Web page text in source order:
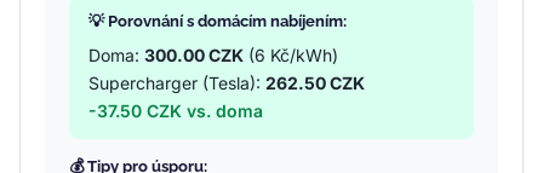
💡 Porovnání s domácím nabíjením:
Doma: 300.00 CZK (6 Kč/kWh)
Supercharger (Tesla): 262.50 CZK
-37.50 CZK vs. doma
💰 Tipy pro úsporu: